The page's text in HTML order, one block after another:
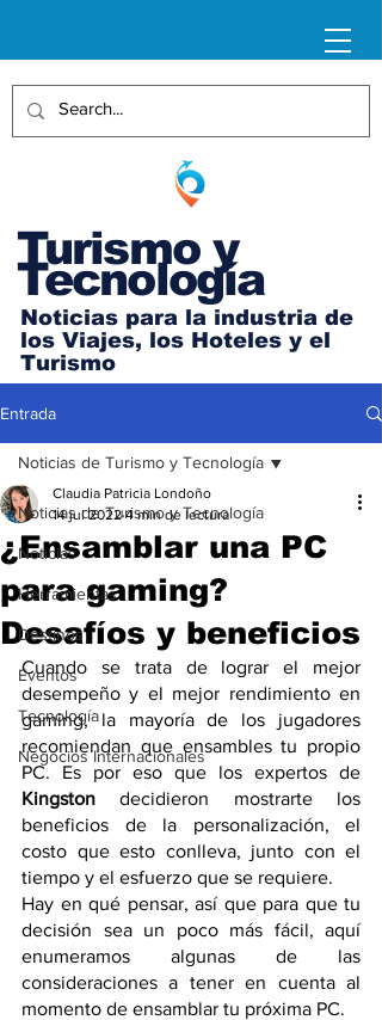
Turismo y
Tecnología
Noticias para la industria de
los Viajes, los Hoteles y el
Turismo
Entrada
Noticias de Turismo y Tecnología
Noticias
Herramientas
Destinos
Eventos
Tecnología
Negocios Internacionales
Noticias de Turismo y Tecnología
¿Ensamblar una PC
para gaming?
Desafíos y beneficios
Claudia Patricia Londoño
14 jul 2022 4 min de lectura
Cuando se trata de lograr el mejor
desempeño y el mejor rendimiento en
gaming, la mayoría de los jugadores
recomiendan que ensambles tu propio
Kingston decidieron mostrarte los
beneficios de la personalización, el
costo que esto conlleva, junto con el
tiempo y el esfuerzo que se requiere.
Hay en qué pensar, así que para que tu
decisión sea un poco más fácil, aquí
enumeramos algunas de las
consideraciones a tener en cuenta al
momento de ensamblar tu próxima PC.